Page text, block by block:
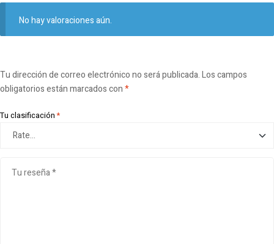
No hay valoraciones aún.
Tu dirección de correo electrónico no será publicada.Los campos
obligatorios están marcados con*
Tu clasificación*